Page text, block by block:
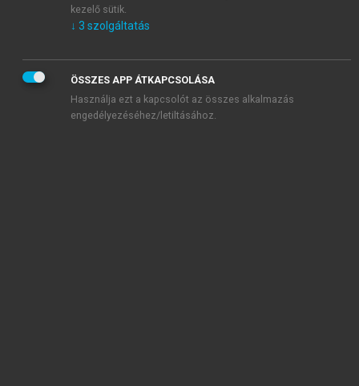
KIPRÓBÁLOM
kezelő sütik.
↓ 3 szolgáltatás
ÖSSZES APP ÁTKAPCSOLÁSA
Használja ezt a kapcsolót az összes alkalmazás
engedélyezéséhez/letiltásához.